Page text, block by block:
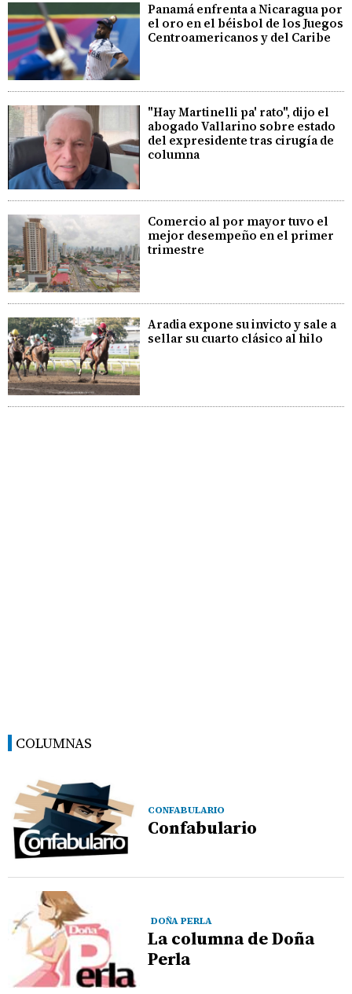
Panamá enfrenta a Nicaragua por
el oro en el béisbol de los Juegos
Centroamericanos y del Caribe
"Hay Martinelli pa' rato", dijo el
abogado Vallarino sobre estado
del expresidente tras cirugía de
columna
Comercio al por mayor tuvo el
mejor desempeño en el primer
trimestre
Aradia expone su invicto y sale a
sellar su cuarto clásico al hilo
COLUMNAS
CONFABULARIO
Confabulario
DOÑA PERLA
La columna de Doña
Perla